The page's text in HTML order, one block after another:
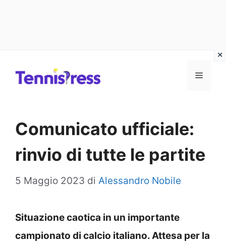
MENU
Comunicato ufficiale:
rinvio di tutte le partite
5 Maggio 2023 di Alessandro Nobile
Situazione caotica in un importante
campionato di calcio italiano. Attesa per la